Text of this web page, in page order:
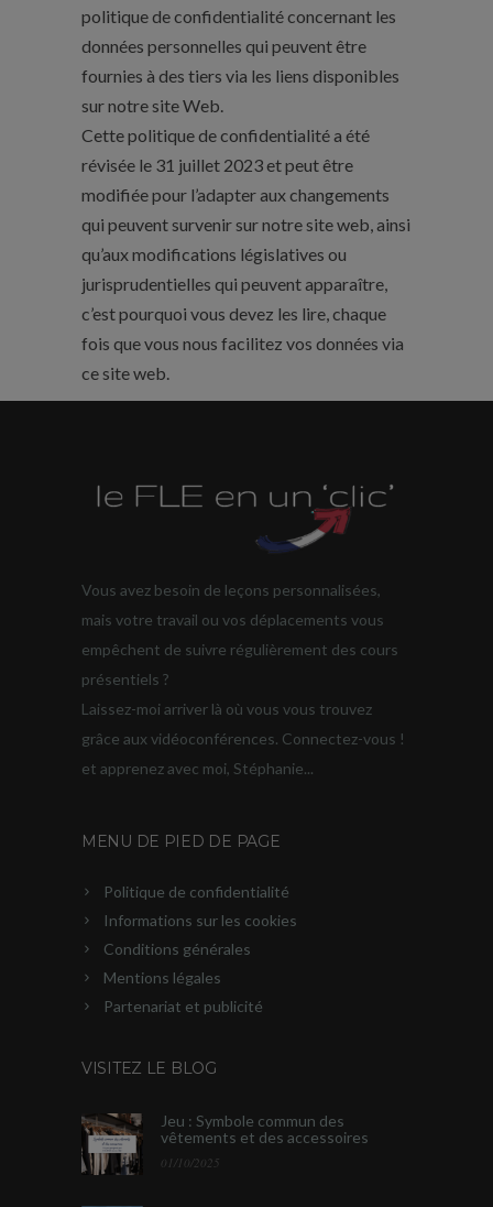
politique de confidentialité concernant les
données personnelles qui peuvent être
fournies à des tiers via les liens disponibles
sur notre site Web.
Cette politique de confidentialité a été
révisée le 31 juillet 2023 et peut être
modifiée pour l’adapter aux changements
qui peuvent survenir sur notre site web, ainsi
qu’aux modifications législatives ou
jurisprudentielles qui peuvent apparaître,
c’est pourquoi vous devez les lire, chaque
fois que vous nous facilitez vos données via
ce site web.
Vous avez besoin de leçons personnalisées,
mais votre travail ou vos déplacements vous
empêchent de suivre régulièrement des cours
présentiels ?
Laissez-moi arriver là où vous vous trouvez
grâce aux vidéoconférences. Connectez-vous !
et apprenez avec moi, Stéphanie...
MENU DE PIED DE PAGE
Politique de confidentialité
Informations sur les cookies
Conditions générales
Mentions légales
Partenariat et publicité
VISITEZ LE BLOG
Jeu : Symbole commun des
vêtements et des accessoires
01/10/2025